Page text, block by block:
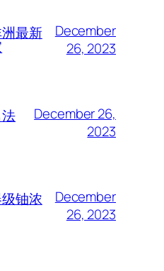
最新
December
26, 2023
December 26,
2023
铀浓
December
26, 2023